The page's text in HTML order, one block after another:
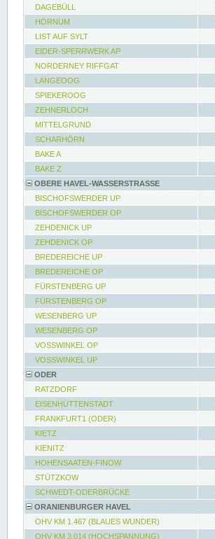
DAGEBÜLL
HÖRNUM
LIST AUF SYLT
EIDER-SPERRWERK AP
NORDERNEY RIFFGAT
LANGEOOG
SPIEKEROOG
ZEHNERLOCH
MITTELGRUND
SCHARHÖRN
BAKE A
BAKE Z
OBERE HAVEL-WASSERSTRASSE
BISCHOFSWERDER UP
BISCHOFSWERDER OP
ZEHDENICK UP
ZEHDENICK OP
BREDEREICHE UP
BREDEREICHE OP
FÜRSTENBERG UP
FÜRSTENBERG OP
WESENBERG UP
WESENBERG OP
VOSSWINKEL OP
VOSSWINKEL UP
ODER
RATZDORF
EISENHÜTTENSTADT
FRANKFURT1 (ODER)
KIETZ
KIENITZ
HOHENSAATEN-FINOW
STÜTZKOW
SCHWEDT-ODERBRÜCKE
ORANIENBURGER HAVEL
OHV KM 1.467 (BLAUES WUNDER)
OHV KM 3.014 (HOCHSPANNUNG)